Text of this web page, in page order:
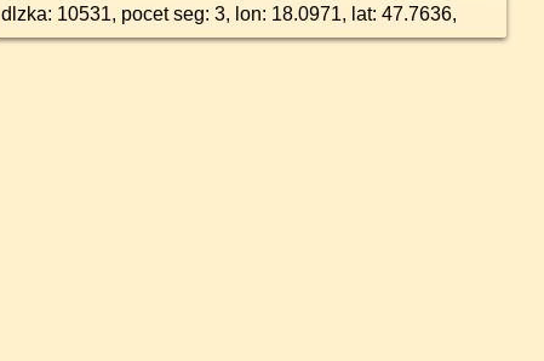
dlzka: 10531, pocet seg: 3, lon: 18.0971, lat: 47.7636,